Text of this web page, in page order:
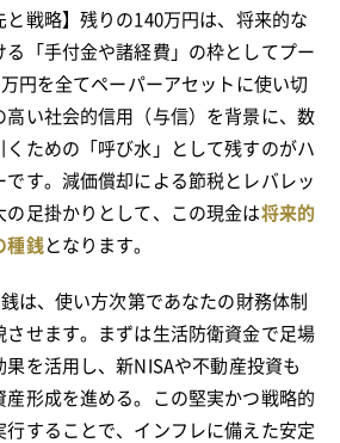
と戦略】残りの140万円は、将来的な
「手付金や諸経費」の枠としてプー
円を全てペーパーアセットに使い切
高い社会的信用（与信）を背景に、数
ための「呼び水」として残すのがハ
す。減価償却による節税とレバレッ
足掛かりとして、この現金は将来的
種銭となります。
は、使い方次第であなたの財務体制
させます。まずは生活防衛資金で足場
を活用し、新NISAや不動産投資も
形成を進める。この堅実かつ戦略的
することで、インフレに備えた安定